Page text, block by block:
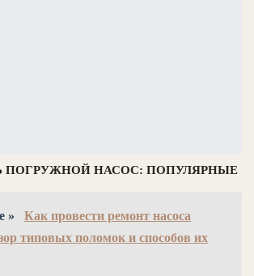
ПОГРУЖНОЙ НАСОС: ПОПУЛЯРНЫЕ
»
Как провести ремонт насоса
типовых поломок и способов их